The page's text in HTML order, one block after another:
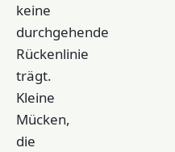
keine
durchgehende
Rückenlinie
trägt.
Kleine
Mücken,
die